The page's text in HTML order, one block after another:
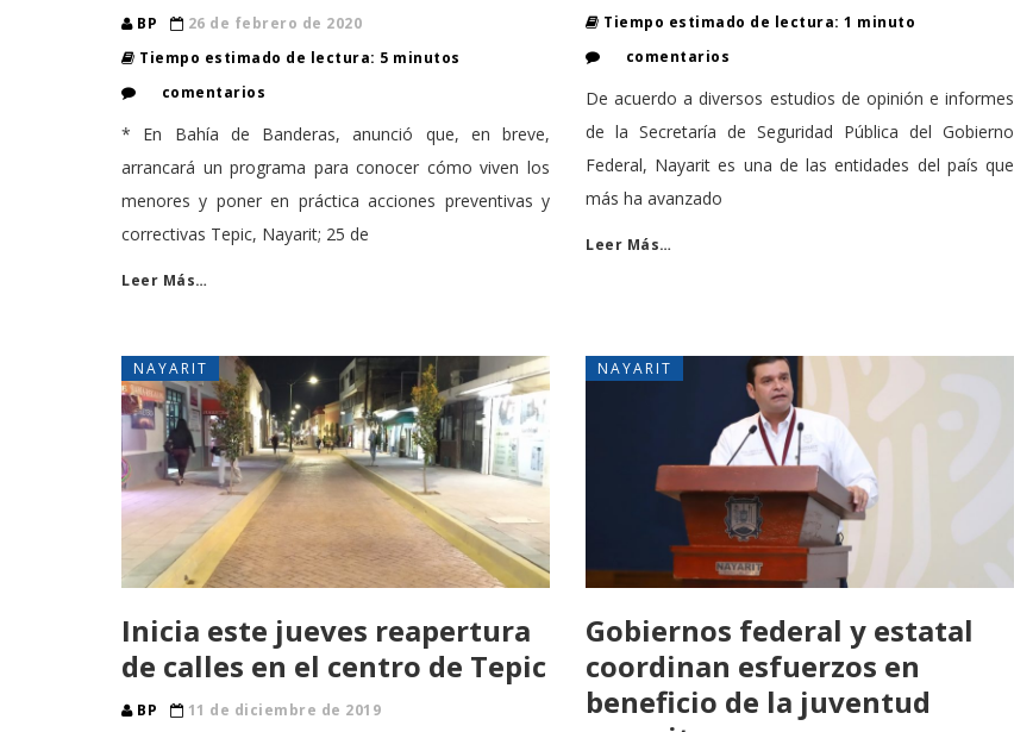
BP
26 de febrero de 2020
Tiempo estimado de lectura: 5 minutos
comentarios
* En Bahía de Banderas, anunció que, en breve,
arrancará un programa para conocer cómo viven los
menores y poner en práctica acciones preventivas y
correctivas Tepic, Nayarit; 25 de
Leer Más…
Tiempo estimado de lectura: 1 minuto
comentarios
De acuerdo a diversos estudios de opinión e informes
de la Secretaría de Seguridad Pública del Gobierno
Federal, Nayarit es una de las entidades del país que
más ha avanzado
Leer Más…
NAYARIT
Inicia este jueves reapertura
de calles en el centro de Tepic
BP 11 de diciembre de 2019
NAYARIT
Gobiernos federal y estatal
coordinan esfuerzos en
beneficio de la juventud